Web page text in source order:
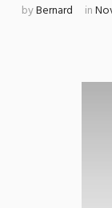
byBernard in